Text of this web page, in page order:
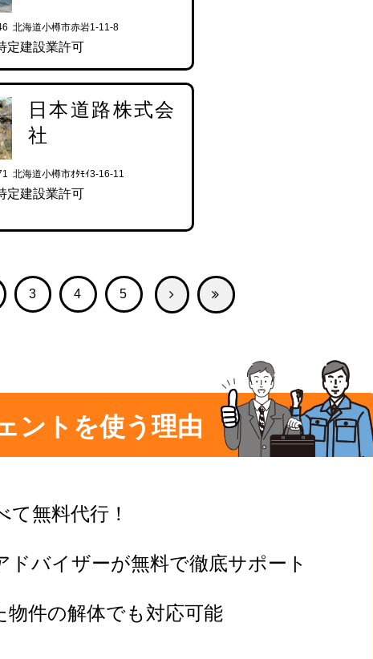
北海道小樽市赤岩1-11-8
定建設業許可
日本道路株式会
社
北海道小樽市ｵﾀﾓｲ3-16-11
定建設業許可
3 4 5
ントを使う理由
無料代行！
バイザーが無料で徹底サポート
件の解体でも対応可能